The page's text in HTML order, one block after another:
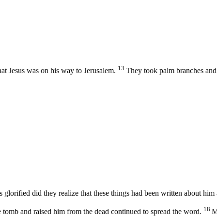
Jesus was on his way to Jerusalem. 13 They took palm branches
did they realize that these things had been written about him
and raised him from the dead continued to spread the word. 18